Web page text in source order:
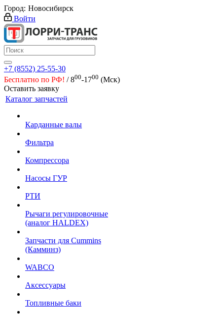
Город: Новосибирск
Войти
+7 (8552) 25-55-30
Бесплатно по РФ! / 800-1700 (Мск)
Оставить заявку
Каталог запчастей
Карданные валы
Фильтра
Компрессора
Насосы ГУР
РТИ
Рычаги регулировочные
(аналог HALDEX)
Запчасти для Cummins
(Камминз)
WABCO
Аксессуары
Топливные баки